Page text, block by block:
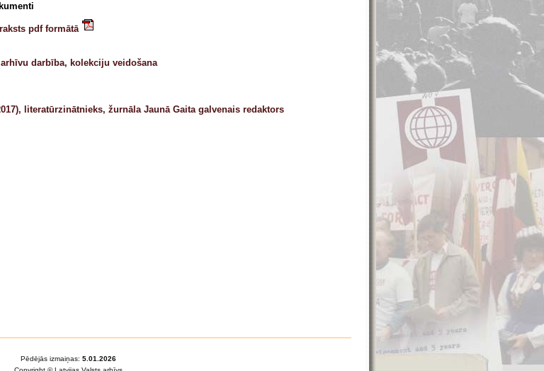
pdf formātā
darbība, kolekciju veidošana
literatūrzinātnieks, žurnāla Jaunā Gaita galvenais redaktors
Pēdējās izmaiņas: 5.01.2026